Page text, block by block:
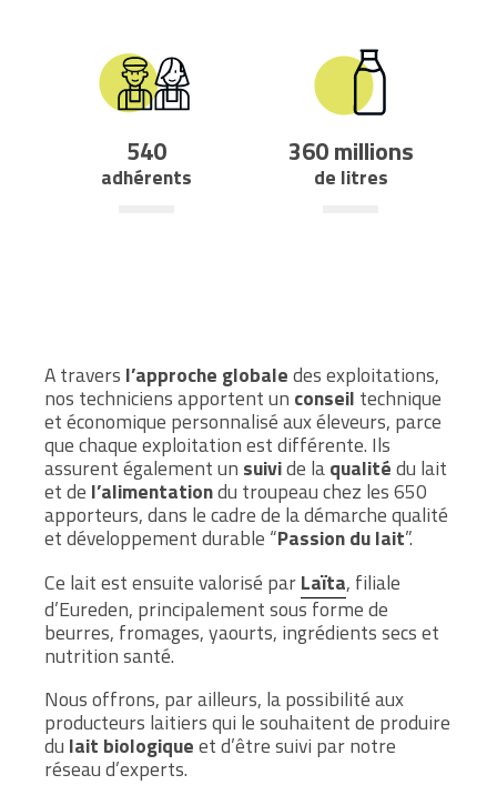
540
adhérents
360millions
de litres
A travers l’approche globaledes exploitations,
nos techniciens apportent un conseil technique
et économique personnalisé aux éleveurs, parce
que chaque exploitation est différente. Ils
assurent également un suivide laqualitédu lait
et de l’alimentationdu troupeau chez les 650
apporteurs, dans le cadre de la démarche qualité
et développement durable “Passion du lait”.
Ce lait est ensuite valorisé parLaïta, filiale
d’Eureden, principalement sous forme de
beurres, fromages, yaourts, ingrédients secs et
nutrition santé.
Nous offrons, par ailleurs, la possibilité aux
producteurs laitiers qui le souhaitent de produire
du lait biologiqueet d’être suivi par notre
réseau d’experts.